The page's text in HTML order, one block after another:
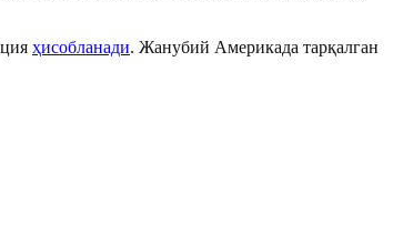
ҳисобланади. Жанубий Америкада тарқалган